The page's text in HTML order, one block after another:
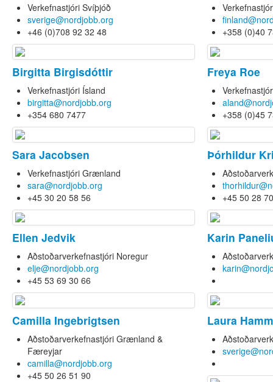
Verkefnastjóri Svíþjóð
sverige@nordjobb.org
+46 (0)708 92 32 48
+358 (0)40
Birgitta Birgisdóttir
Verkefnastjóri Ísland
birgitta@nordjobb.org
+354 680 7477
Freya Roe
+358 (0)45
Sara Jacobsen
Verkefnastjóri Grænland
sara@nordjobb.org
+45 30 20 58 56
Þórhildur
+45 50 28
Ellen Jedvik
Aðstoðarverkefnastjóri Noregur
elje@nordjobb.org
+45 53 69 30 66
Karin
Camilla Ingebrigtsen
Aðstoðarverkefnastjóri Grænland &
Færeyjar
camilla@nordjobb.org
+45 50 26 51 90
Laura